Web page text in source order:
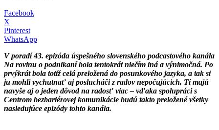
Facebook
X
Pinterest
WhatsApp
V poradí 43. epizóda úspešného slovenského podcastového kanála
Na rovinu o podnikaní bola tentokrát niečím iná a výnimočná. Po
prvýkrát bola totiž celá preložená do posunkového jazyka, a tak si
ju mohli vychutnať aj poslucháči z radov nepočujúcich. Tí majú
navyše aj o jeden dôvod na radosť viac – vďaka spolupráci s
Centrom bezbariérovej komunikácie budú takto preložené všetky
nasledujúce epizódy tohto kanála.